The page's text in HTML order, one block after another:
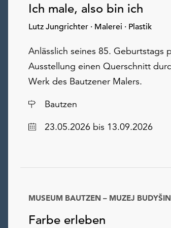
Ich male, also bin ich
Lutz Jungrichter · Malerei · Plastik
Anlässlich seines 85. Geburtstags
Ausstellung einen Querschnitt
Werk des Bautzener Malers.
Ort
Bautzen
Datum23.05.2026 bis 13.09.2026
Farbe erleben
MUSEUM BAUTZEN – MUZEJ BUDYŠIN